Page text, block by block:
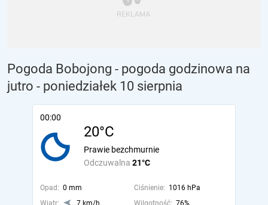
Pogoda Bobojong - pogoda godzinowa na
jutro - poniedziałek 10 sierpnia
00:00
20°C
Odczuwalna 21°C
Prawie bezchmurnie
Opad: 0 mm Ciśnienie: 1016 hPa
Wiatr:
7 km/h Wilgotność: 76%